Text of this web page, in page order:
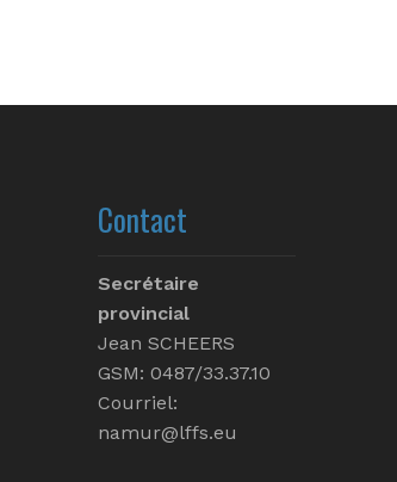
Contact
Secrétaire
provincial
Jean SCHEERS
GSM: 0487/33.37.10
Courriel:
namur@lffs.eu